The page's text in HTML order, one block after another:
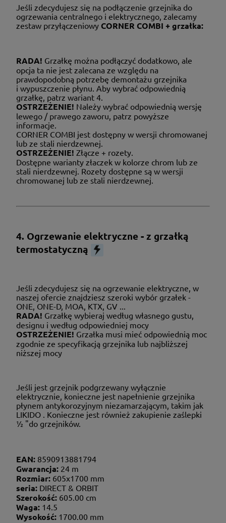
Jeśli zdecydujesz się na podłączenie grzejnika do
ogrzewania centralnego i elektrycznego, zalecamy
zestaw przyłączeniowy CORNER COMBI + grzałka:
RADA! Grzałkę można podłączyć dodatkowo, ale
opcja ta nie jest zalecana ze względu na
prawdopodobną potrzebę demontażu grzejnika
i wypuszczenie płynu. Aby wybrać odpowiednią
grzałkę, patrz wariant 4.
OSTRZEŻENIE! Należy wybrać odpowiednią wersję
lewego / prawego zaworu, patrz powyższe
informacje.
CORNER COMBI jest dostępny w wersji chromowanej
lub ze stali nierdzewnej.
OSTRZEŻENIE! Złącze + rozety.
Dostępne warianty złaczek w kolorze chrom lub ze
stali nierdzewnej. Rozety dostępne są w wersji
chromowanej lub ze stali nierdzewnej.
4. Ogrzewanie elektryczne - z grzałką
termostatyczną
Jeśli zdecydujesz się na ogrzewanie elektryczne, w
naszej ofercie znajdziesz szeroki wybór grzałek -
ONE, ONE-D, MOA, KTX, GV ...
RADA! Grzałkę wybieraj według własnego gustu,
designu i według odpowiedniej mocy
OSTRZEŻENIE! Grzałka musi mieć odpowiednią moc
zgodnie ze specyfikacją grzejnika lub najbliższej
niższej mocy
Jeśli jest grzejnik podgrzewany wyłącznie
elektrycznie, konieczne jest napełnienie grzejnika
płynem antykorozyjnym niezamarzającym, takim jak
LIKIDO . Konieczne jest również zakupienie zaślepki
½ "do grzejników.
EAN: 8590913881794
Gwarancja: 24 m
Rozmiar: 605x1700 mm
seria: DIRECT & ORBIT
Szerokość: 605.00 cm
Waga: 14.5
Wysokość: 1700.00 mm